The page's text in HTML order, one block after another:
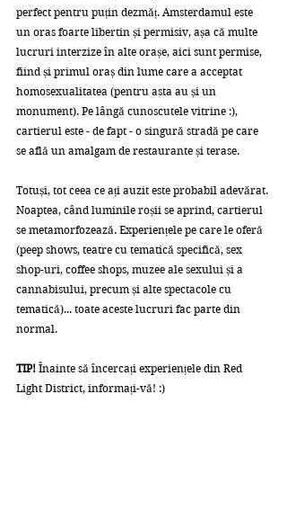
perfect pentru puțin dezmăț. Amsterdamul este
un oras foarte libertin și permisiv, așa că multe
lucruri interzize în alte orașe, aici sunt permise,
fiind și primul oraș din lume care a acceptat
homosexualitatea (pentru asta au și un
monument). Pe lângă cunoscutele vitrine :),
cartierul este - de fapt - o singură stradă pe care
se află un amalgam de restaurante și terase.
Totuși, tot ceea ce ați auzit este probabil adevărat.
Noaptea, când luminile roșii se aprind, cartierul
se metamorfozează. Experiențele pe care le oferă
(peep shows, teatre cu tematică specifică, sex
shop-uri, coffee shops, muzee ale sexului și a
cannabisului, precum și alte spectacole cu
tematică)... toate aceste lucruri fac parte din
normal.
TIP! Înainte să încercați experiențele din Red
Light District, informați-vă! :)